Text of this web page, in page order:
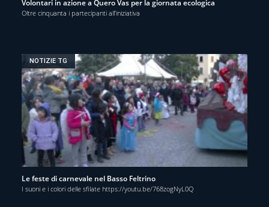
Volontari in azione a Quero Vas per la giornata ecologica
Oltre cinquanta i partecipanti all’iniziativa
NOTIZIE TG
Le feste di carnevale nel Basso Feltrino
I suoni e i colori delle sfilate https://youtu.be/768zogNyL0Q